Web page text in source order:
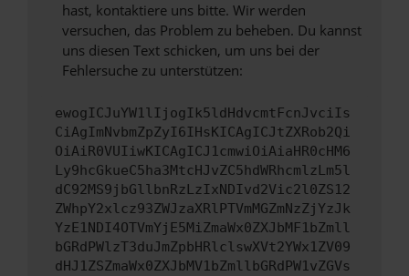
hast, kontaktiere uns bitte. Wir werden
versuchen, das Problem zu beheben. Du kannst
uns diesen Text schicken, um uns bei der
Fehlersuche zu unterstützen:
ewogICJuYW1lIjogIk5ldHdvcmtFcnJvciIs
CiAgImNvbmZpZyI6IHsKICAgICJtZXRob2Qi
OiAiR0VUIiwKICAgICJ1cmwiOiAiaHR0cHM6
Ly9hcGkueC5ha3MtcHJvZC5hdWRhcmlzLm5l
dC92MS9jbGllbnRzLzIxNDIvd2Vic2l0ZS12
ZWhpY2xlcz93ZWJzaXRlPTVmMGZmNzZjYzJk
YzE1NDI4OTVmYjE5MiZmaWx0ZXJbMF1bZmll
bGRdPWlzT3duJmZpbHRlclswXVt2YWx1ZV09
dHJ1ZSZmaWx0ZXJbMV1bZmllbGRdPW1vZGVs